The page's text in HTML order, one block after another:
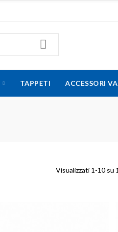
TAPPETI ACCESSORI
Visualizzati 1-10 su